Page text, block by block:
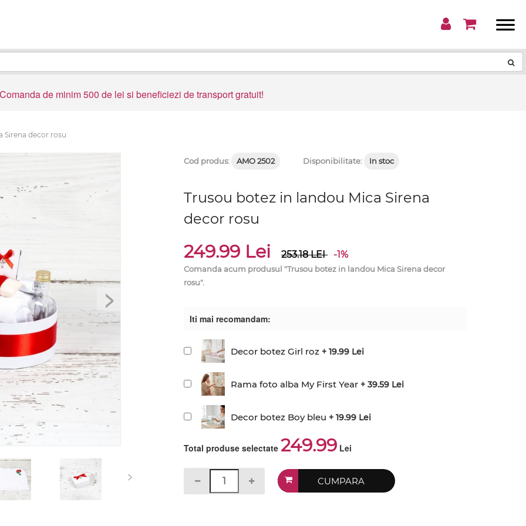
Comanda de minim 500 de lei si beneficiezi de transport gratuit!
Sirena decor rosu
>
>
Cod produs: AMO 2502 Disponibilitate: In stoc
Trusou botez in landou Mica Sirena
decor rosu
249.99 Lei 253.18LEI -1%
Comanda acum produsul "Trusou botez in landou Mica Sirena decor
rosu".
Iti mai recomandam:
Decor botez Girl roz + 19.99 Lei
Rama foto alba My First Year + 39.59 Lei
Decor botez Boy bleu + 19.99 Lei
Total produse selectate 249.99 Lei
CUMPARA